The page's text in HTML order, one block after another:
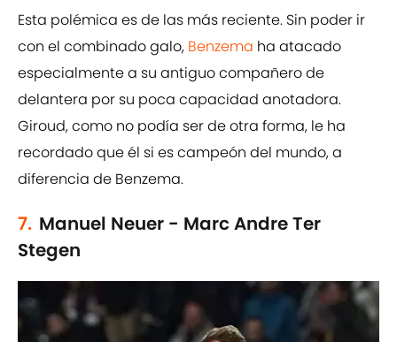
Esta polémica es de las más reciente. Sin poder ir
con el combinado galo, Benzema ha atacado
especialmente a su antiguo compañero de
delantera por su poca capacidad anotadora.
Giroud, como no podía ser de otra forma, le ha
recordado que él si es campeón del mundo, a
diferencia de Benzema.
7. Manuel Neuer - Marc Andre Ter
Stegen